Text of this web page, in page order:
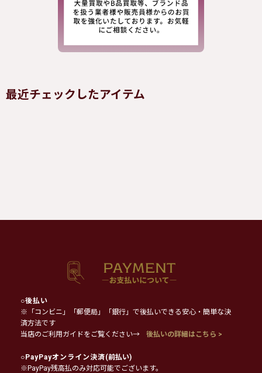
最近チェックしたアイテム
○後払い
※「コンビニ」「郵便局」「銀行」で後払いできる安心・簡単な決
済方法です
当店のご利用ガイドをご覧ください→
後払いの詳細はこちら >
○PayPayオンライン決済(前払い)
※PayPay残高払のみ対応可能でございます。